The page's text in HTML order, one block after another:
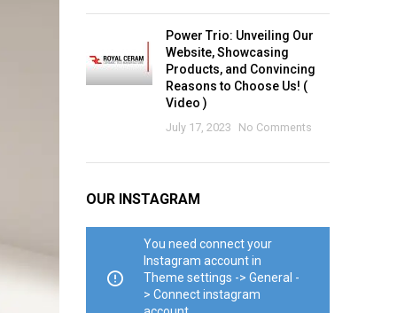
Power Trio: Unveiling Our
Website, Showcasing
Products, and Convincing
Reasons to Choose Us! (
Video )
July 17, 2023 No Comments
OUR INSTAGRAM
You need connect your
Instagram account in
Theme settings -> General -
> Connect instagram